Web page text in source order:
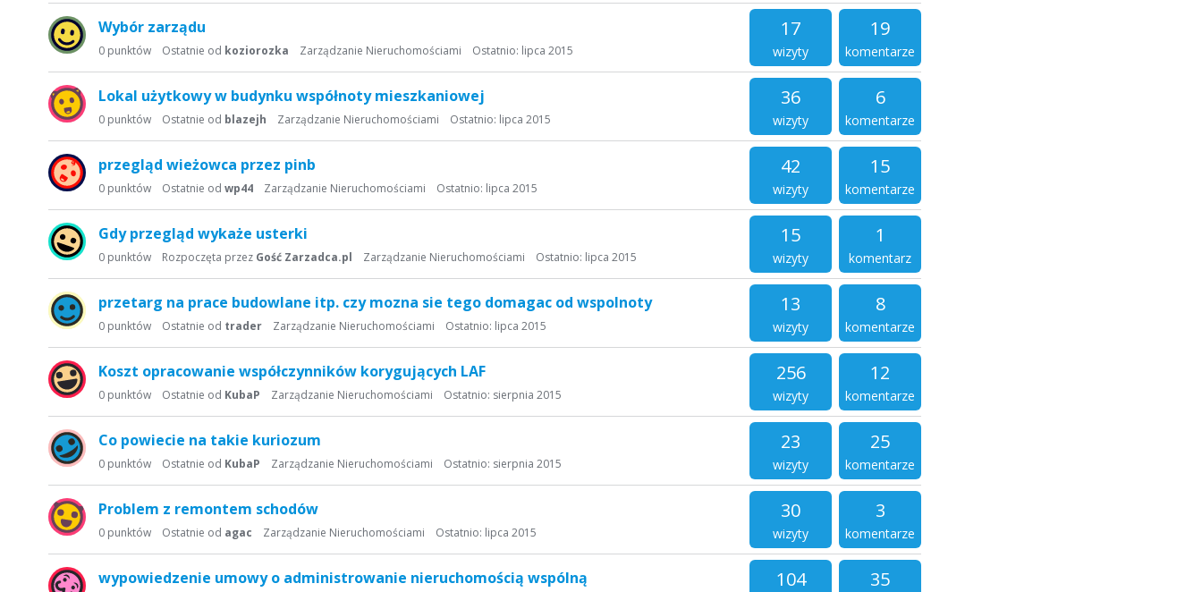
Wybór zarządu 17
wizyty
19
komentarze
0 punktów Ostatnie od koziorozka Ostatnio: lipca 2015
Zarządzanie Nieruchomościami
Lokal użytkowy w budynku współnoty mieszkaniowej 36
wizyty
6
komentarze
0 punktów Ostatnie od blazejh Ostatnio: lipca 2015
Zarządzanie Nieruchomościami
przegląd wieżowca przez pinb 42
wizyty
15
komentarze
0 punktów Ostatnie od wp44 Ostatnio: lipca 2015
Zarządzanie Nieruchomościami
Gdy przegląd wykaże usterki 15
wizyty
1
komentarz
0 punktów Rozpoczęta przez Gość Zarzadca.pl Ostatnio: lipca 2015
Zarządzanie Nieruchomościami
przetarg na prace budowlane itp. czy mozna sie tego domagac od wspolnoty 13
wizyty
8
komentarze
0 punktów Ostatnie od trader Ostatnio: lipca 2015
Zarządzanie Nieruchomościami
Koszt opracowanie współczynników korygujących LAF 256
wizyty
12
komentarze
0 punktów Ostatnie od KubaP Ostatnio: sierpnia 2015
Zarządzanie Nieruchomościami
Co powiecie na takie kuriozum 23
wizyty
25
komentarze
0 punktów Ostatnie od KubaP Ostatnio: sierpnia 2015
Zarządzanie Nieruchomościami
Problem z remontem schodów 30
wizyty
3
komentarze
0 punktów Ostatnie od agac Ostatnio: lipca 2015
Zarządzanie Nieruchomościami
wypowiedzenie umowy o administrowanie nieruchomością wspólną 104 35